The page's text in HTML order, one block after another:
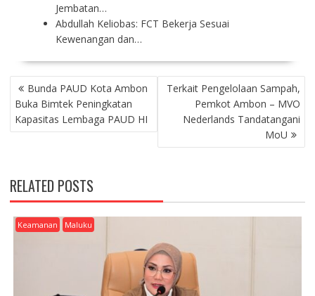
Jembatan…
Abdullah Keliobas: FCT Bekerja Sesuai
Kewenangan dan…
P
O
S
T
V
I
G
A
T
Bunda PAUD Kota Ambon
Buka Bimtek Peningkatan
Kapasitas Lembaga PAUD HI
Terkait Pengelolaan Sampah,
Pemkot Ambon – MVO
Nederlands Tandatangani
MoU
RELATED POSTS
Keamanan Maluku